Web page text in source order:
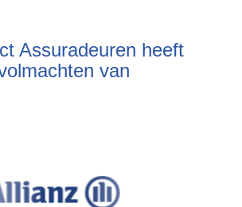
Assuradeuren heeft
van